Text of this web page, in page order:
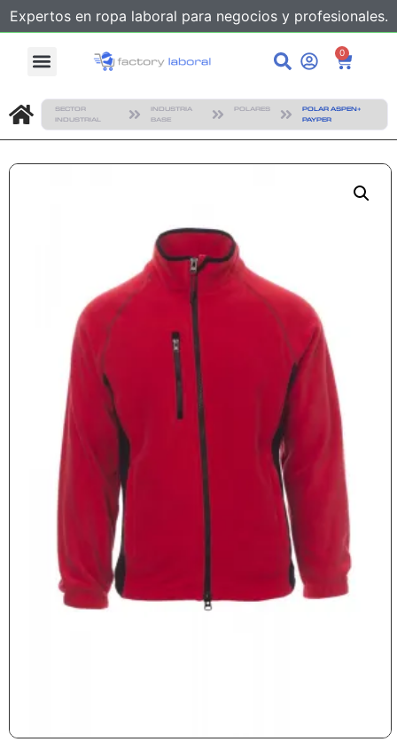
Expertos en ropa laboral para negocios y profesionales.
0
SECTOR
INDUSTRIAL
INDUSTRIA
BASE
POLARES
POLAR ASPEN+
PAYPER